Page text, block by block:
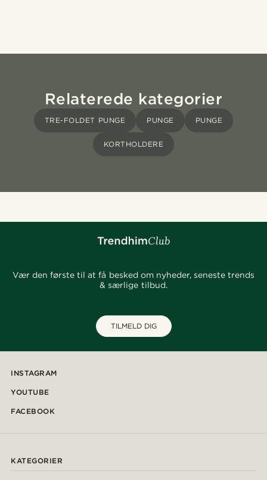
Relaterede kategorier
TRE-FOLDET PUNGE PUNGE PUNGE
KORTHOLDERE
Vær den første til at få besked om nyheder, seneste trends
& særlige tilbud.
TILMELD DIG
INSTAGRAM
YOUTUBE
FACEBOOK
KATEGORIER